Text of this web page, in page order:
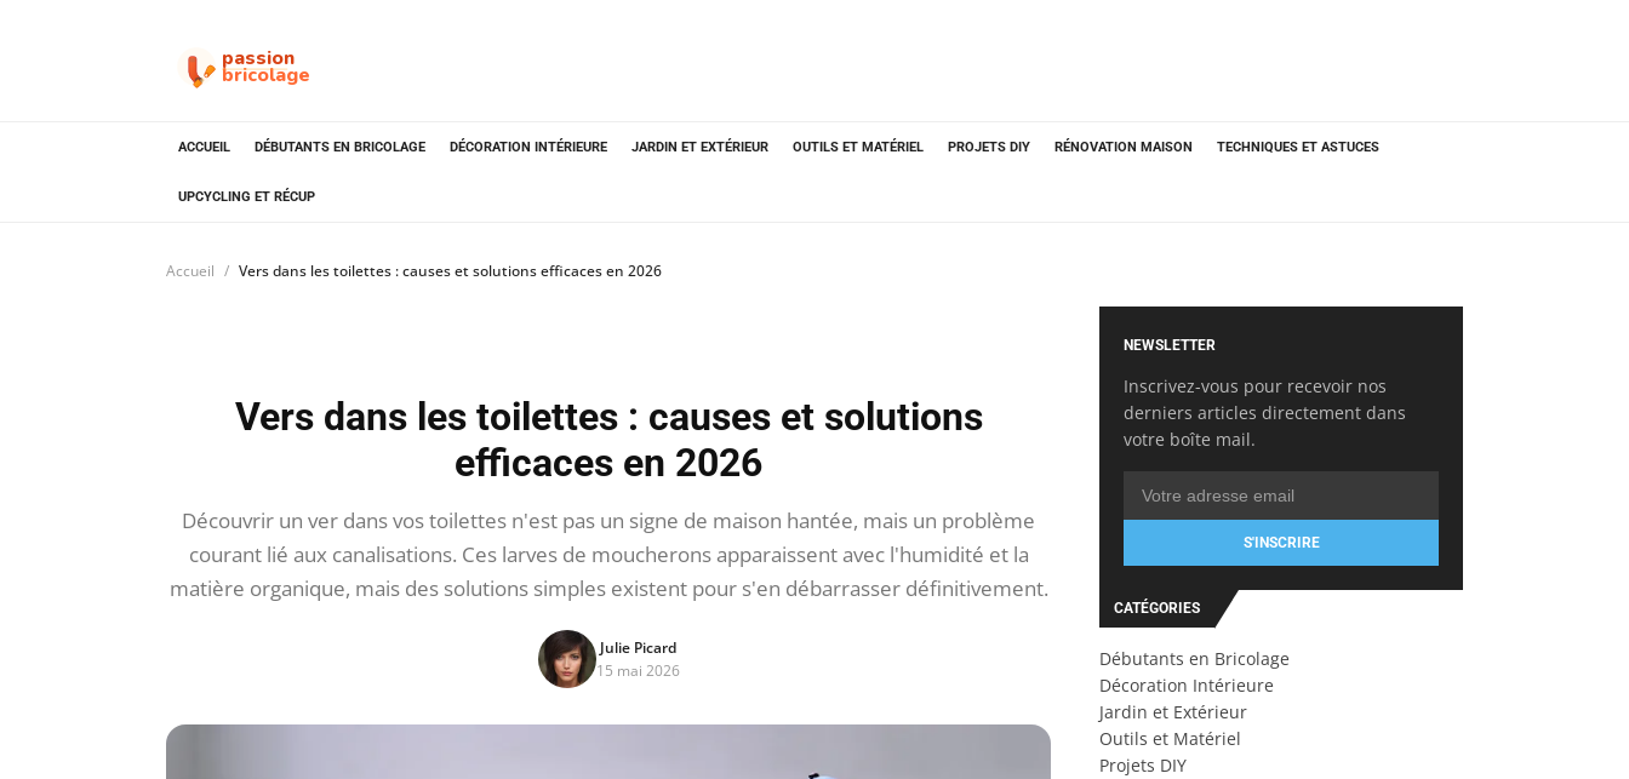
passion
bricolage
ACCUEIL DÉBUTANTS EN BRICOLAGE DÉCORATION INTÉRIEURE JARDIN ET EXTÉRIEUR OUTILS ET MATÉRIEL PROJETS DIY RÉNOVATION MAISON TECHNIQUES ET ASTUCES
UPCYCLING ET RÉCUP
Accueil Vers dans les toilettes : causes et solutions efficaces en 2026
Vers dans les toilettes : causes et solutions
efficaces en 2026
Découvrir un ver dans vos toilettes n'est pas un signe de maison hantée, mais un problème
courant lié aux canalisations. Ces larves de moucherons apparaissent avec l'humidité et la
matière organique, mais des solutions simples existent pour s'en débarrasser définitivement.
Julie Picard
15 mai 2026
NEWSLETTER
Inscrivez-vous pour recevoir nos
derniers articles directement dans
votre boîte mail.
S'INSCRIRE
CATÉGORIES
Débutants en Bricolage
Décoration Intérieure
Jardin et Extérieur
Outils et Matériel
Projets DIY